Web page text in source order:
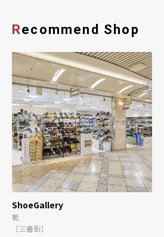
Recommend Shop
ShoeGallery
靴
［三番街］